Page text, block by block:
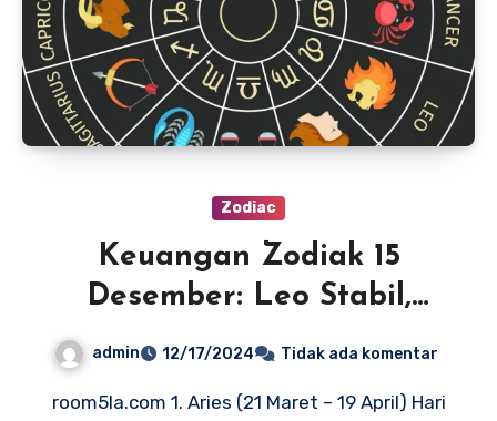
Zodiac
Keuangan Zodiak 15
Desember: Leo Stabil,
admin 12/17/2024 Tidak ada komentar
room5la.com 1. Aries (21 Maret – 19 April) Hari